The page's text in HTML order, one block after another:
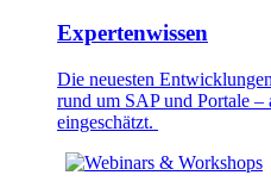
Expertenwissen
Die neuesten
rund um SAP und Portale –
eingeschätzt.